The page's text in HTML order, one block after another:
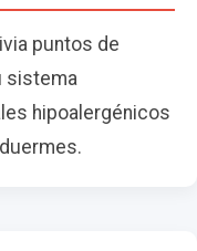
puntos de
sistema
hipoalergénicos